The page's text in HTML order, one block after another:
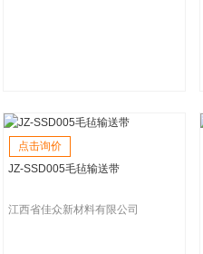
点击询价
JZ-SSD005毛毡输送带
江西省佳众新材料有限公司